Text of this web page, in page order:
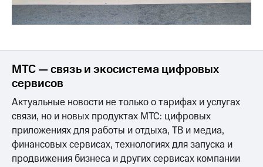
МТС — связь и экосистема цифровых
сервисов
Актуальные новости не только о тарифах и услугах
связи, но и новых продуктах МТС: цифровых
приложениях для работы и отдыха, ТВ и медиа,
финансовых сервисах, технологиях для запуска и
продвижения бизнеса и других сервисах компании